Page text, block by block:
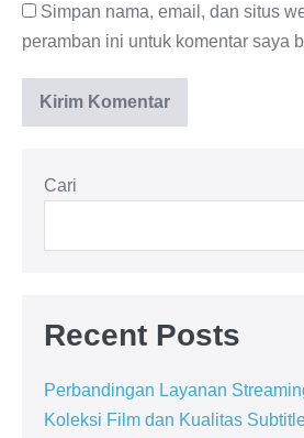
Simpan nama, email, dan situs
peramban ini untuk komentar saya
Cari
Recent Posts
Perbandingan Layanan
Koleksi Film dan Kualitas